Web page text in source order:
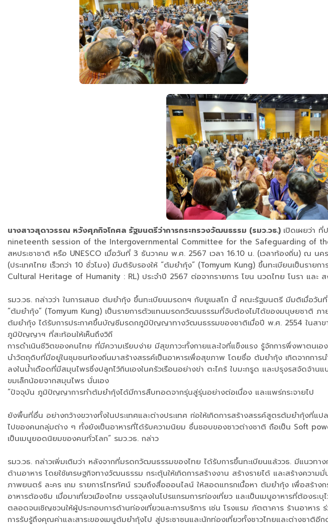
นางสาวสุดาวรรณ หวังศุภกิจโกศล รัฐมนตรีว่าการกระทรวงวัฒนธรรม (รมว.วธ.) เปิดเผยว่า
nineteenth session of the Intergovernmental Committee for the Safeguarding of
สหประชาชาติ หรือ UNESCO เมื่อวันที่ 3 ธันวาคม พ.ศ. 2567 เวลา 16.10 น. (เวลาท้องถิ่น) ณ
(ประเทศไทย เร็วกว่า 10 ชั่วโมง) มีมติรับรองให้ “ต้มยำกุ้ง” (Tomyum Kung) ขึ้นทะเบียนเป็
Cultural Heritage of Humanity : RL) ประจำปี 2567 ต่อจากรายการ โขน นวดไทย โนรา และ
รมว.วธ. กล่าวว่า ในการเสนอ ต้มยำกุ้ง ขึ้นทะเบียนมรดกฯ กับยูเนสโก นี้ คณะรัฐมนตรี มีมติเมื่อ
“ต้มยำกุ้ง” (Tomyum Kung) เป็นรายการตัวแทนมรดกวัฒนธรรมที่จับต้องไม่ได้ของมนุษยชาติ
ต้มยำกุ้ง ได้รับการประกาศขึ้นบัญชีมรดกภูมิปัญญาทางวัฒนธรรมของชาติเมื่อปี พ.ศ. 2554 ในสาขา
ภูมิปัญญาฯ ที่สะท้อนให้เห็นถึงวิถี
การดำเนินชีวิตของคนไทย ที่มีความเรียบง่าย มีสุขภาวะทั้งกายและใจที่แข็งแรง รู้จักการพึ่งพาตน
นำวัตถุดิบที่มีอยู่ในชุมชนท้องถิ่นมาสร้างสรรค์เป็นอาหารเพื่อสุขภาพ โดยชื่อ ต้มยำกุ้ง เกิดจากการ
ลงในน้ำเดือดที่มีสมุนไพรซึ่งปลูกไว้กินเองในครัวเรือนอย่างข่า ตะไคร้ ใบมะกรูด และปรุงรสจัดจ้า
ขมเล็กน้อยจากสมุนไพร นั่นเอง
“ปัจจุบัน ภูมิปัญญาการทำต้มยำกุ้งได้มีการสืบทอดจากรุ่นสู่รุ่นอย่างต่อเนื่อง และแพร่กระจายไป
ยังพื้นที่อื่น อย่างกว้างขวางทั้งในประเทศและต่างประเทศ ก่อให้เกิดการสร้างสรรค์สูตรต้มยำกุ้ง
ไปของคนกลุ่มต่าง ๆ ทั้งยังเป็นอาหารที่ได้รับความนิยม ชื่นชอบของชาวต่างชาติ ถือเป็น Soft
เป็นเมนูยอดนิยมของคนทั่วโลก” รมว.วธ. กล่าว
รมว.วธ. กล่าวเพิ่มเติมว่า หลังจากที่มรดกวัฒนธรรมของไทย ได้รับการขึ้นทะเบียนแล้ววธ. มีแนว
ด้านอาหาร โดยใช้เศรษฐกิจทางวัฒนธรรม กระตุ้นให้เกิดการสร้างงาน สร้างรายได้ และสร้างควา
ภาพยนตร์ ละคร เกม รายการโทรทัศน์ รวมถึงสื่อออนไลน์ ให้สอดแทรกเนื้อหา ต้มยำกุ้ง เพื่อสร้าง
อาหารต้องชิม เมื่อมาเที่ยวเมืองไทย บรรจุลงในโปรแกรมการท่องเที่ยว และเป็นเมนูอาหารที่ต้องระ
ตลอดจนเชิญชวนให้ผู้ประกอบการด้านท่องเที่ยวและการบริการ เช่น โรงแรม ภัตตาคาร ร้านอาหา
การรับรู้ถึงคุณค่าและสาระของเมนูต้มยำกุ้งไป สู่ประชาชนและนักท่องเที่ยวทั้งชาวไทยและต่างชาติอีก